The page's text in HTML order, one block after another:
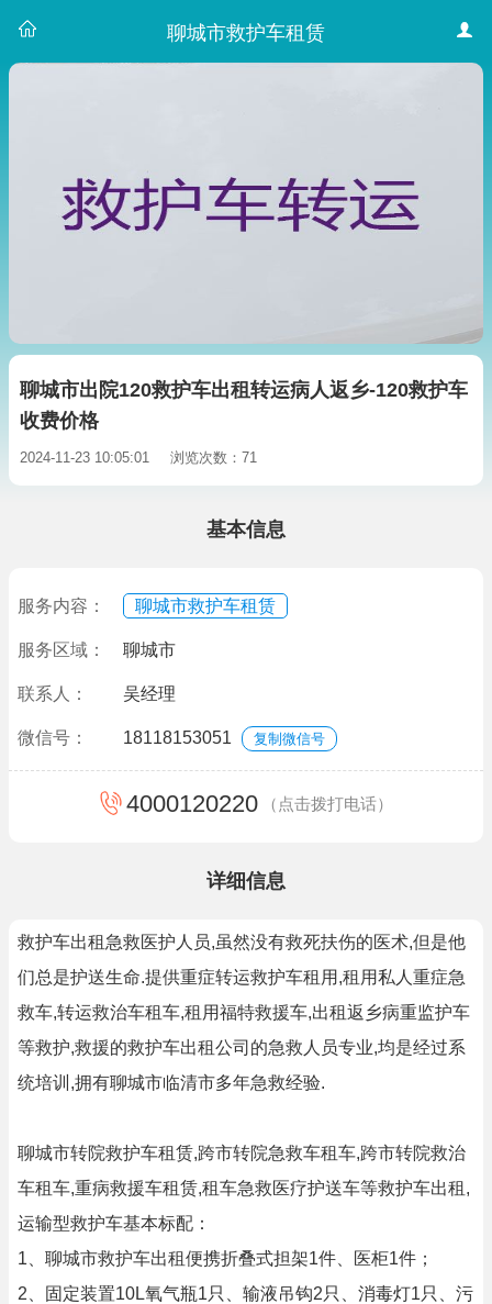
聊城市救护车租赁
聊城市出院120救护车出租转运病人返乡-120救护车
收费价格
2024-11-23 10:05:01 浏览次数：71
基本信息
服务内容： 聊城市救护车租赁
服务区域： 聊城市
联系人： 吴经理
微信号： 18118153051 复制微信号
4000120220 （点击拨打电话）
详细信息
救护车出租急救医护人员,虽然没有救死扶伤的医术,但是他
们总是护送生命.提供重症转运救护车租用,租用私人重症急
救车,转运救治车租车,租用福特救援车,出租返乡病重监护车
等救护,救援的救护车出租公司的急救人员专业,均是经过系
统培训,拥有聊城市临清市多年急救经验.
聊城市转院救护车租赁,跨市转院急救车租车,跨市转院救治
车租车,重病救援车租赁,租车急救医疗护送车等救护车出租,
运输型救护车基本标配：
1、聊城市救护车出租便携折叠式担架1件、医柜1件；
2、固定装置10L氧气瓶1只、输液吊钩2只、消毒灯1只、污